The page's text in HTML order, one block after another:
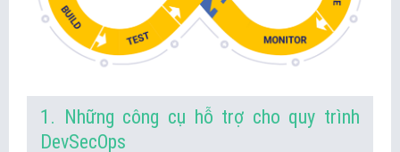
1. Những công cụ hỗ trợ cho quy trình
DevSecOps